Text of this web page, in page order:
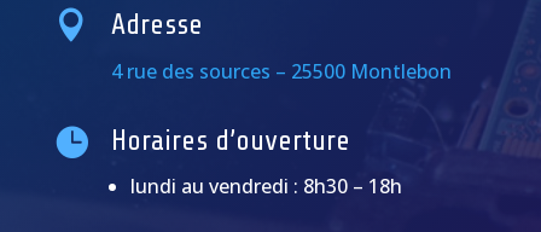
 Adresse
4 rue des sources – 25500 Montlebon
 Horaires d’ouverture
lundi au vendredi : 8h30 – 18h